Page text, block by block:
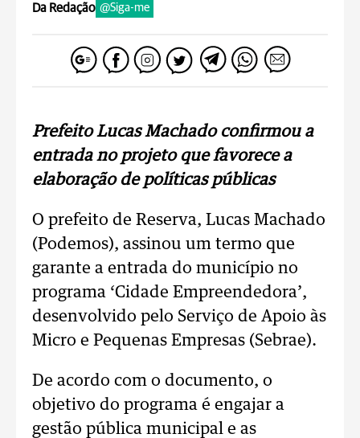
Da Redação @Siga-me
Prefeito Lucas Machado confirmou a
entrada no projeto que favorece a
elaboração de políticas públicas
O prefeito de Reserva, Lucas Machado
(Podemos), assinou um termo que
garante a entrada do município no
programa ‘Cidade Empreendedora’,
desenvolvido pelo Serviço de Apoio às
Micro e Pequenas Empresas (Sebrae).
De acordo com o documento, o
objetivo do programa é engajar a
gestão pública municipal e as